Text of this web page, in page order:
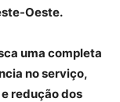
Oeste.
uma completa
no serviço,
redução dos